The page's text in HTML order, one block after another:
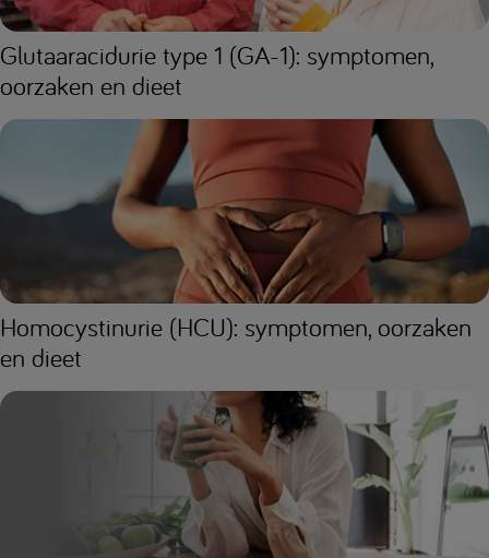
Glutaaracidurie type 1 (GA-1): symptomen,
oorzaken en dieet
Homocystinurie (HCU): symptomen, oorzaken
en dieet